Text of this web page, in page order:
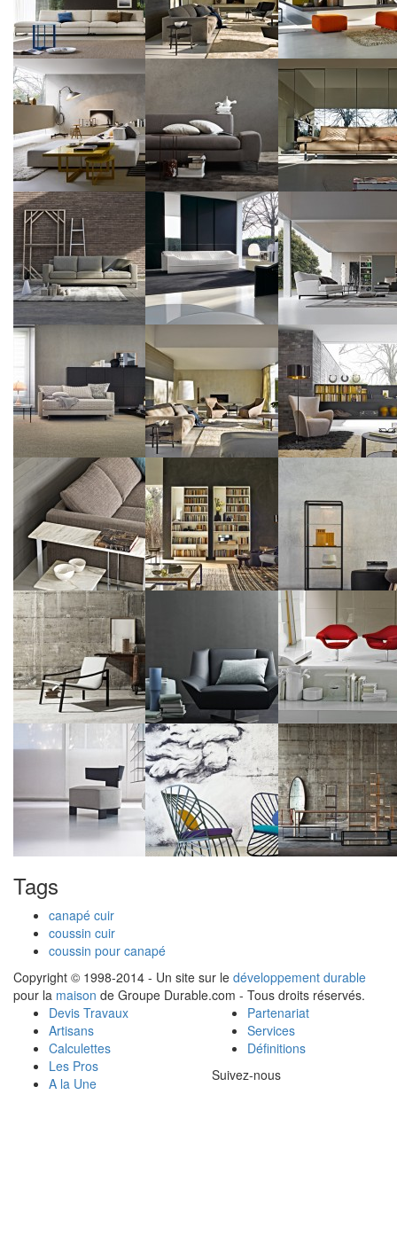
Tags
canapé cuir
coussin cuir
coussin pour canapé
Copyright © 1998-2014 - Un site sur le développement durable
pour la maison de Groupe Durable.com - Tous droits réservés.
Devis Travaux
Artisans
Calculettes
Les Pros
A la Une
Partenariat
Services
Définitions
Suivez-nous